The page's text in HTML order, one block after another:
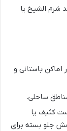
شرم الشیخ یا
اماکن باستانی و
ساحلی.
کثیف یا
جلو بسته برای